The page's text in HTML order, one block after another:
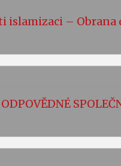
islamizaci – Obrana
ODPOVĚDNÉ